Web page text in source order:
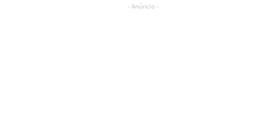
- Anúncio -